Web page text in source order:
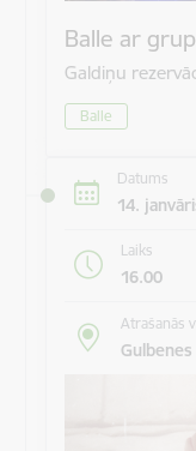
Balle ar
Galdiņu
Balle
Datums
14.
Laiks
16.00
Atrašanās